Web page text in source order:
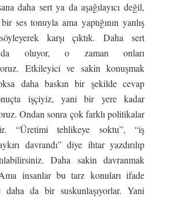
daha sert ya da aşağılayıcı değil,
ses tonuyla ama yaptığının yanlış
karşı çıktık. Daha sert
da oluyor, o zaman onları
Etkileyici ve sakin konuşmak
daha baskın bir şekilde cevap
işçiyiz, yani bir yere kadar
Ondan sonra çok farklı politikalar
“Üretimi tehlikeye soktu”, “iş
davrandı” diye ihtar yazdırılıp
Daha sakin davranmak
insanlar bu tarz konuları ifade
daha da bir suskunlaşıyorlar. Yani